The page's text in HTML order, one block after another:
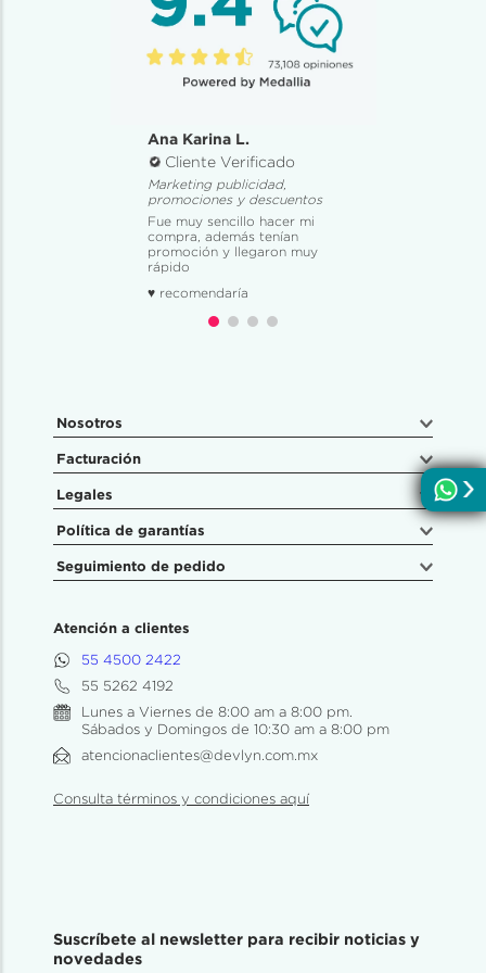
Ana Karina L.
Cliente Verificado
Marketing publicidad,
promociones y descuentos
Fue muy sencillo hacer mi
compra, además tenían
promoción y llegaron muy
rápido
♥ recomendaría
Nosotros
Facturación
Legales
Política de garantías
Seguimiento de pedido
Atención a clientes
55 4500 2422
55 5262 4192
Lunes a Viernes de 8:00 am a 8:00 pm.
Sábados y Domingos de 10:30 am a 8:00 pm
atencionaclientes@devlyn.com.mx
Consulta términos y condiciones aquí
Suscríbete al newsletter para recibir noticias y
novedades